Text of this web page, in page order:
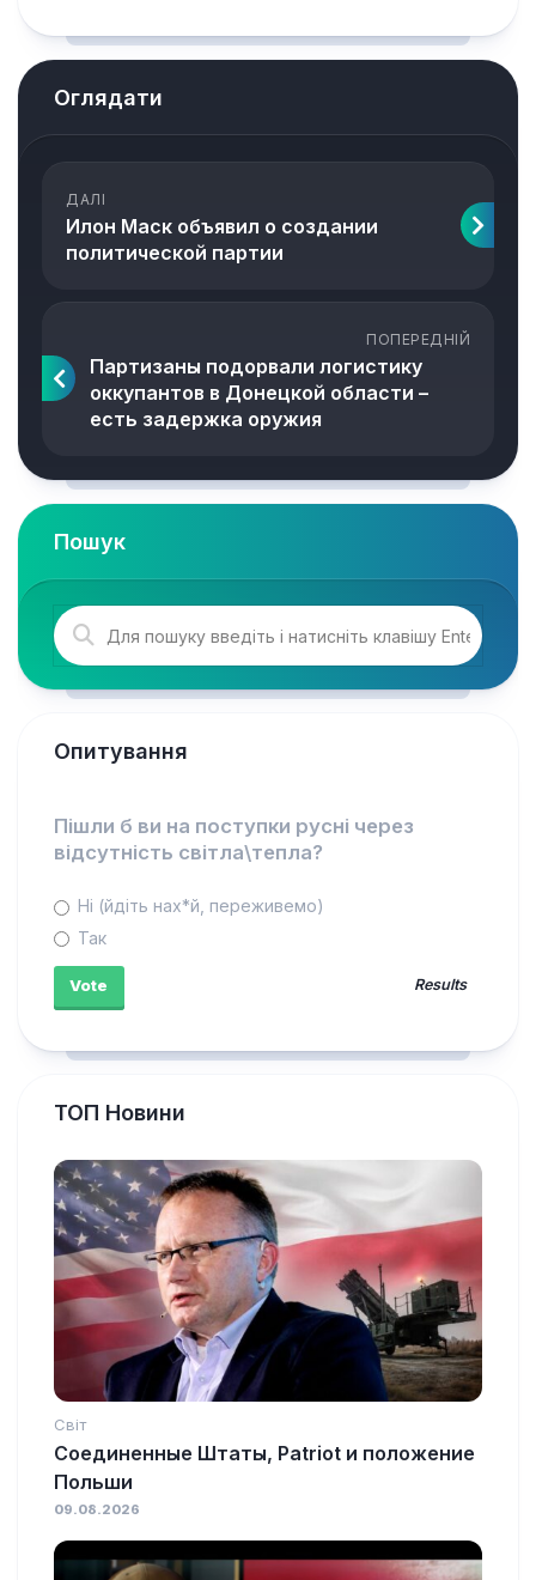
Оглядати
ДАЛІ
Илон Маск объявил о создании
политической партии
ПОПЕРЕДНІЙ
Партизаны подорвали логистику
оккупантов в Донецкой области –
есть задержка оружия
Пошук
Опитування
Пішли б ви на поступки русні через
відсутність світла\тепла?
Ні (йдіть нах*й, переживемо)
Так
Results
ТОП Новини
Світ
Соединенные Штаты, Patriot и положение
Польши
09.08.2026